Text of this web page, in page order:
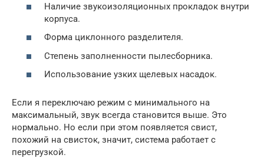
Наличие звукоизоляционных прокладок внутри
корпуса.
Форма циклонного разделителя.
Степень заполненности пылесборника.
Использование узких щелевых насадок.
Если я переключаю режим с минимального на
максимальный, звук всегда становится выше. Это
нормально. Но если при этом появляется свист,
похожий на свисток, значит, система работает с
перегрузкой.